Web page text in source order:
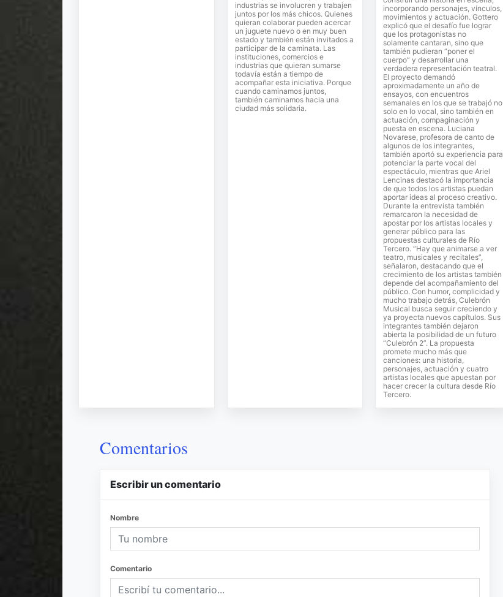
industrias se involucren y trabajen
juntos por los más chicos. Quienes
quieran colaborar pueden acercar
un juguete nuevo o en muy buen
estado y también están invitados a
participar de la caminata. Las
instituciones, comercios e
industrias que quieran sumarse
todavía están a tiempo de
acompañar esta iniciativa. Porque
cuando caminamos juntos,
también caminamos hacia una
ciudad más solidaria.
incorporando personajes, vínculos,
movimientos y actuación. Gottero
explicó que el desafío fue lograr
que los protagonistas no
solamente cantaran, sino que
también pudieran “poner el
cuerpo” y desarrollar una
verdadera representación teatral.
El proyecto demandó
aproximadamente un año de
ensayos, con encuentros
semanales en los que se trabajó no
solo en lo vocal, sino también en
actuación, compaginación y
puesta en escena. Luciana
Novarese, profesora de canto de
algunos de los integrantes,
también aportó su experiencia para
potenciar la parte vocal del
espectáculo, mientras que Ariel
Lencinas destacó la importancia
de que todos los artistas puedan
aportar ideas al proceso creativo.
Durante la entrevista también
remarcaron la necesidad de
apostar por los artistas locales y
generar público para las
propuestas culturales de Río
Tercero. “Hay que animarse a ver
teatro, musicales y recitales”,
señalaron, destacando que el
crecimiento de los artistas también
depende del acompañamiento del
público. Con humor, complicidad y
mucho trabajo detrás, Culebrón
Musical busca seguir creciendo y
ya proyecta nuevos capítulos. Sus
integrantes también dejaron
abierta la posibilidad de un futuro
“Culebrón 2”. La propuesta
promete mucho más que
canciones: una historia,
personajes, actuación y cuatro
artistas locales que apuestan por
hacer crecer la cultura desde Río
Tercero.
Comentarios
Escribir un comentario
Nombre
Comentario